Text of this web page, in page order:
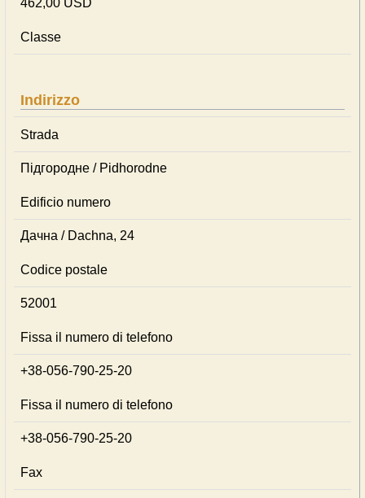
462,00 USD
Classe
Indirizzo
Strada
Підгородне / Pidhorodne
Edificio numero
Дачна / Dachna, 24
Codice postale
52001
Fissa il numero di telefono
+38-056-790-25-20
Fissa il numero di telefono
+38-056-790-25-20
Fax